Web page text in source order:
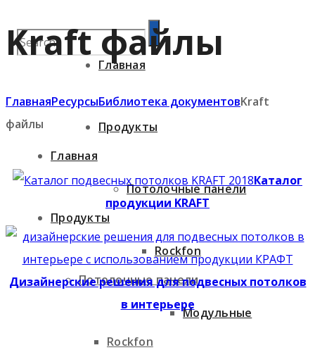
Главная
Продукты
Потолочные панели
Rockfon
Главная
Продукты
Потолочные панели
Rockfon
Модульные
Kraft файлы
ГлавнаяРесурсыБиблиотека документовKraft
файлы
Каталог
продукции KRAFT
Дизайнерские решения для подвесных потолков
в интерьере